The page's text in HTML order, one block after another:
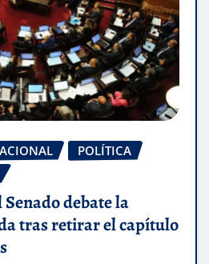
POLÍTICA
debate la
tras retirar el capítulo